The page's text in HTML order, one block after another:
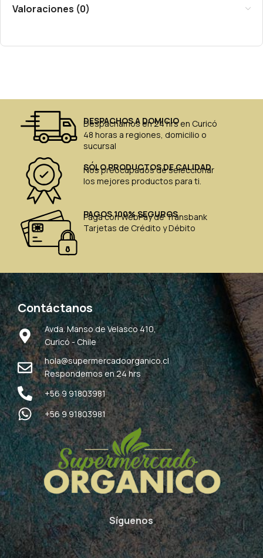
Valoraciones (0)
DESPACHOS A DOMICIO
Despachamos en 24 hrs en Curicó
48 horas a regiones, domicilio o
sucursal
SÓLO PRODUCTOS DE CALIDAD
Nos preocupados de seleccionar
los mejores productos para ti.
PAGOS 100% SEGUROS
Paga con WebPay de Transbank
Tarjetas de Crédito y Débito
Contáctanos
Avda. Manso de Velasco 410,
Curicó - Chile
hola@supermercadoorganico.cl
Respondemos en 24 hrs
+56 9 91803981
+56 9 91803981
Síguenos